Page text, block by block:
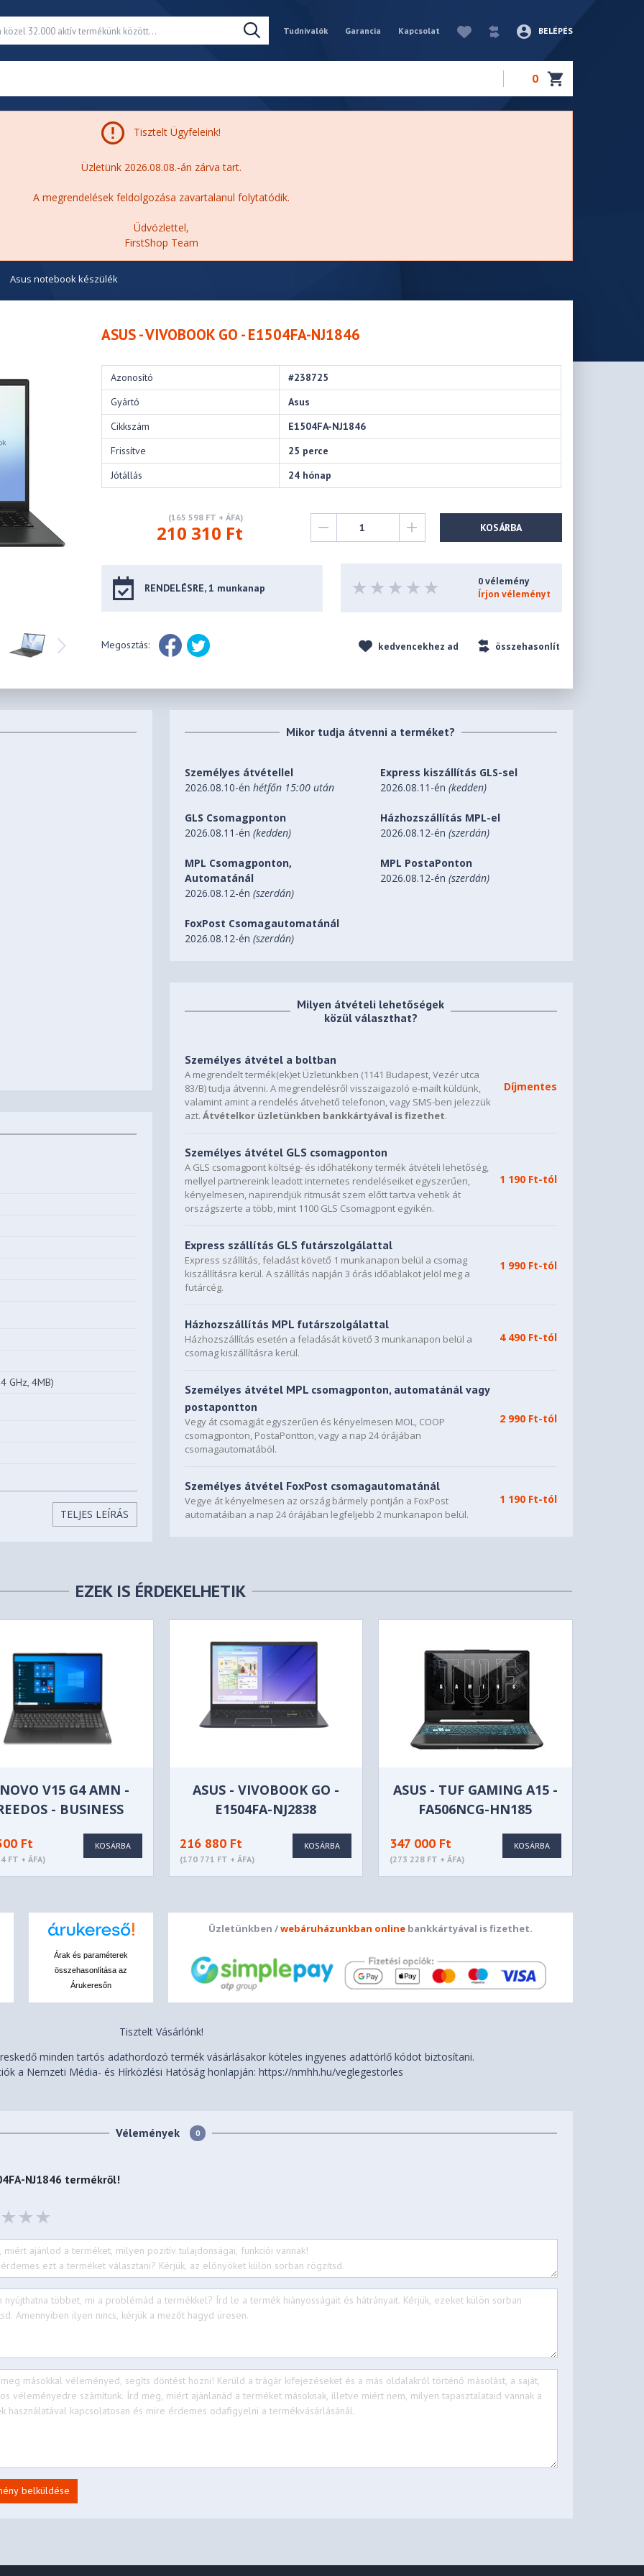
Tudnivalók Garancia Kapcsolat BELÉPÉS
0
Tisztelt Ügyfeleink!
Üzletünk 2026.08.08.-án zárva tart.
A megrendelések feldolgozása zavartalanul folytatódik.
Üdvözlettel,
FirstShop Team
Asus notebook készülék
ASUS - VIVOBOOK GO - E1504FA-NJ1846
Azonosító
#238725
Gyártó
Asus
Cikkszám
E1504FA-NJ1846
Frissítve
25 perce
Jótállás
24 hónap
(165 598 FT + ÁFA)
210 310 Ft KOSÁRBA
RENDELÉSRE, 1 munkanap
0 vélemény
Írjon véleményt
Megosztás: kedvencekhez ad összehasonlít
GHz, 4MB)
TELJES LEÍRÁS
Mikor tudja átvenni a terméket?
Személyes átvétellel
2026.08.10-énhétfőn 15:00 után
Express kiszállítás GLS-sel
2026.08.11-én (kedden)
GLS Csomagponton
2026.08.11-én(kedden)
Házhozszállítás MPL-el
2026.08.12-én (szerdán)
MPL Csomagponton,
Automatánál
2026.08.12-én(szerdán)
MPL PostaPonton
2026.08.12-én (szerdán)
FoxPost Csomagautomatánál
2026.08.12-én(szerdán)
Milyen átvételi lehetőségek
közül választhat?
Személyes átvétel a boltban
A megrendelt termék(ek)et Üzletünkben (1141 Budapest, Vezér utca
83/B) tudja átvenni. A megrendelésről visszaigazoló e-mailt küldünk,
valamint amint a rendelés átvehető telefonon, vagy SMS-ben jelezzük
azt.Átvételkor üzletünkben bankkártyával is fizethet.
Díjmentes
Személyes átvétel GLS csomagponton
A GLS csomagpont költség- és időhatékony termék átvételi lehetőség,
mellyel partnereink leadott internetes rendeléseiket egyszerűen,
kényelmesen, napirendjük ritmusát szem előtt tartva vehetik át
országszerte a több, mint 1100 GLS Csomagpont egyikén.
1 190 Ft-tól
Express szállítás GLS futárszolgálattal
Express szállítás, feladást követő 1 munkanapon belül a csomag
kiszállításra kerül. A szállítás napján 3 órás időablakot jelöl meg a
futárcég.
1 990 Ft-tól
Házhozszállítás MPL futárszolgálattal
Házhozszállítás esetén a feladását követő 3 munkanapon belül a
csomag kiszállításra kerül.
4 490 Ft-tól
Személyes átvétel MPL csomagponton, automatánál vagy
postapontton
Vegy át csomagját egyszerűen és kényelmesen MOL, COOP
csomagponton, PostaPontton, vagy a nap 24 órájában
csomagautomatából.
2 990 Ft-tól
Személyes átvétel FoxPost csomagautomatánál
Vegye át kényelmesen az ország bármely pontján a FoxPost
automatáiban a nap 24 órájában legfeljebb 2 munkanapon belül.
1 190 Ft-tól
EZEK IS ÉRDEKELHETIK
V15 G4 AMN -
- BUSINESS
Ft
FT + ÁFA)
KOSÁRBA
ASUS - VIVOBOOK GO -
E1504FA-NJ2838
216 880 Ft
(170 771 FT + ÁFA)
KOSÁRBA
ASUS - TUF GAMING A15 -
FA506NCG-HN185
347 000 Ft
(273 228 FT + ÁFA)
KOSÁRBA
Árak és paraméterek
összehasonlítása az
Árukeresőn
Üzletünkben /webáruházunkban online bankkártyával is fizethet.
Tisztelt Vásárlónk!
minden tartós adathordozó termék vásárlásakor köteles ingyenes adattörlő kódot biztosítani.
a Nemzeti Média- és Hírközlési Hatóság honlapján: https://nmhh.hu/veglegestorles
Vélemények 0
NJ1846 termékről!
belküldése